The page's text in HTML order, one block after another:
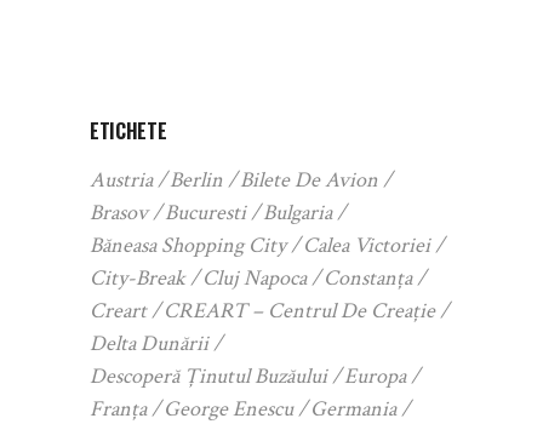
ETICHETE
Austria Berlin
Bilete De Avion
Brasov
Bucuresti
Bulgaria
Băneasa Shopping City
Calea Victoriei
City-Break
Cluj Napoca
Constanța
Creart
CREART – Centrul De Creație
Delta Dunării
Descoperă Ținutul Buzăului
Europa
Franța
George Enescu
Germania